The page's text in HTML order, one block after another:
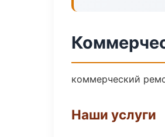
коммерческий
Наши услуги